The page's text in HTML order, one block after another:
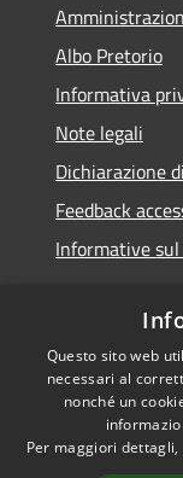
Albo Pretorio
Informativa
Note legali
Dichiarazione
Feedback
Informative
RSS
Accessibilità
Cookie
Questo sito web
necessari al
nonché un
Per maggiori